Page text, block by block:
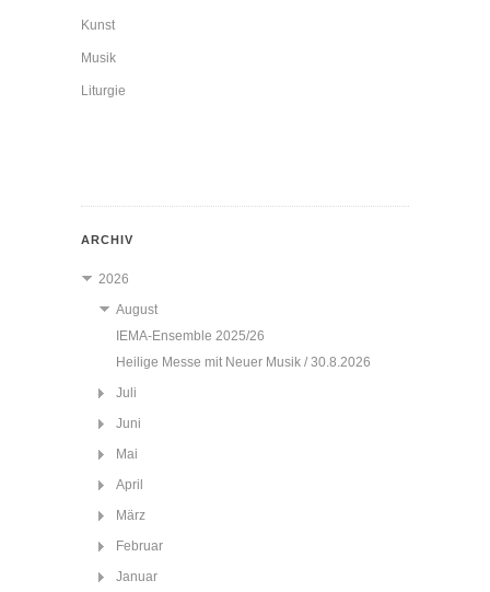
Kunst
Musik
Liturgie
ARCHIV
2026
August
IEMA-Ensemble 2025/26
Heilige Messe mit Neuer Musik / 30.8.2026
Juli
Juni
Mai
April
März
Februar
Januar